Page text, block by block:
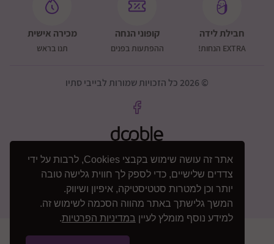
אתר זה עושה שימוש בקבצי Cookies, לרבות על ידי
צדדים שלישיים, כדי לספק לך חווית גלישה טובה
יותר וכן למטרות סטטיסטיקה, איפיון ושיווק.
המשך גלישתך באתר מהווה הסכמה לשימוש זה.
למידע נוסף מומלץ לעיין במדיניות הפרטיות.
חבילת לידה
EXTRA הנחות!
קופוני הנחה
ההפתעות בפנים
מכירה אישית
תנו בראש
© 2026 כל הזכויות שמורות לבייבי סתיו